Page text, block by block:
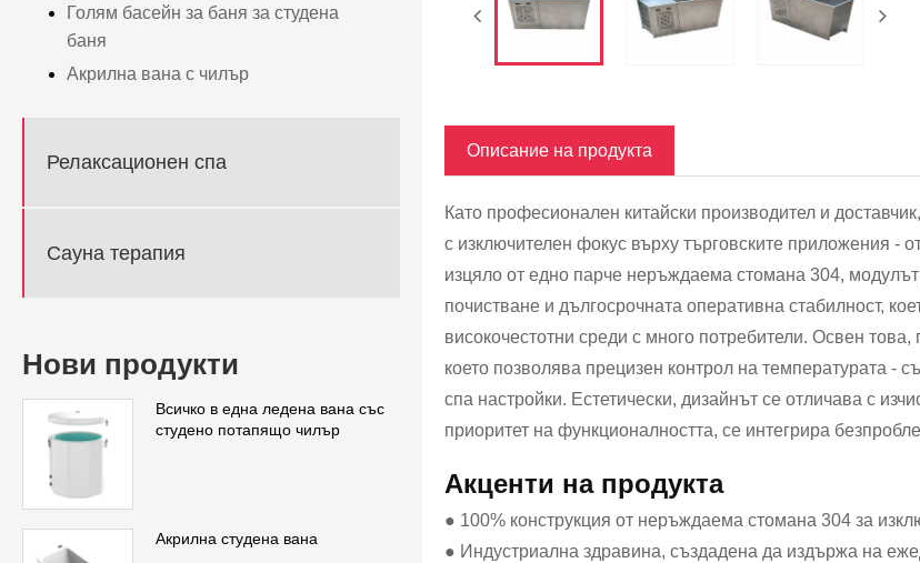
Голям басейн за баня за студена
баня
Акрилна вана с чилър
Релаксационен спа
Сауна терапия
Нови продукти
Всичко в една ледена вана със
студено потапящо чилър
Акрилна студена вана
Описание на продукта
Като професионален китайски производител и
с изключителен фокус върху търговските приложения -
изцяло от едно парче неръждаема стомана 304,
почистване и дългосрочната оперативна стабилност,
високочестотни среди с много потребители. Освен
което позволява прецизен контрол на температурата -
спа настройки. Естетически, дизайнът се отличава с
приоритет на функционалността, се интегрира
Акценти на продукта
● 100% конструкция от неръждаема стомана 304 за
● Индустриална здравина, създадена да издържа на